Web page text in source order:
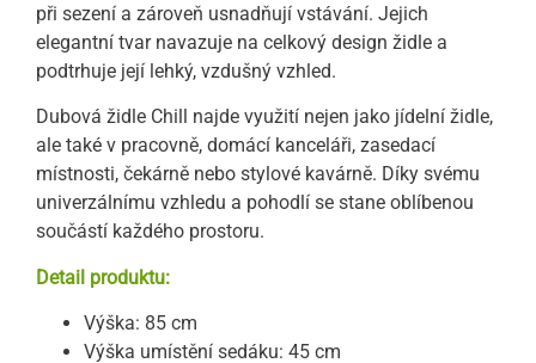
při sezení a zároveň usnadňují vstávání. Jejich
elegantní tvar navazuje na celkový design židle a
podtrhuje její lehký, vzdušný vzhled.
Dubová židle Chill najde využití nejen jako jídelní židle,
ale také v pracovně, domácí kanceláři, zasedací
místnosti, čekárně nebo stylové kavárně. Díky svému
univerzálnímu vzhledu a pohodlí se stane oblíbenou
součástí každého prostoru.
Detail produktu:
Výška: 85 cm
Výška umístění sedáku: 45 cm